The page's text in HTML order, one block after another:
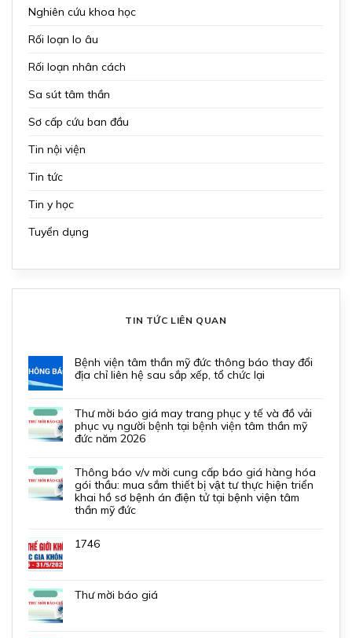
Nghiên cứu khoa học
Rối loạn lo âu
Rối loạn nhân cách
Sa sút tâm thần
Sơ cấp cứu ban đầu
Tin nội viện
Tin tức
Tin y học
Tuyển dụng
TIN TỨC LIÊN QUAN
bệnh viện tâm thần mỹ đức thông báo thay đổi
địa chỉ liên hệ sau sắp xếp, tổ chức lại
thư mời báo giá may trang phục y tế và đồ vải
phục vụ người bệnh tại bệnh viện tâm thần mỹ
đức năm 2026
thông báo v/v mời cung cấp báo giá hàng hóa
gói thầu: mua sắm thiết bị vật tư thực hiện triển
khai hồ sơ bệnh án điện tử tại bệnh viện tâm
thần mỹ đức
1746
thư mời báo giá